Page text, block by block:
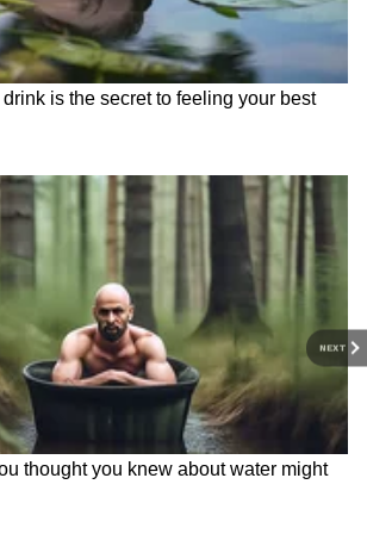
NEXT
| पण साहेब या भेसळखोरांची
हा पर्याय
6 बिनविरोध, नाशिक-